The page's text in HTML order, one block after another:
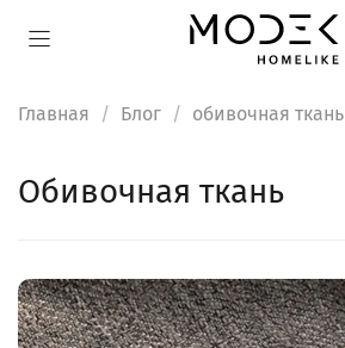
Главная Блог обивочная ткань
обивочная ткань